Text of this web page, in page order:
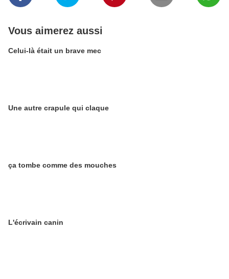
Vous aimerez aussi
Celui-là était un brave mec
Une autre crapule qui claque
ça tombe comme des mouches
L'écrivain canin